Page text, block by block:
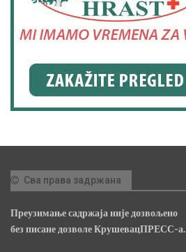
Сва права задржана
Преузимање садржаја није дозвољено
без писане дозволе КрушевацПРЕСС-а.